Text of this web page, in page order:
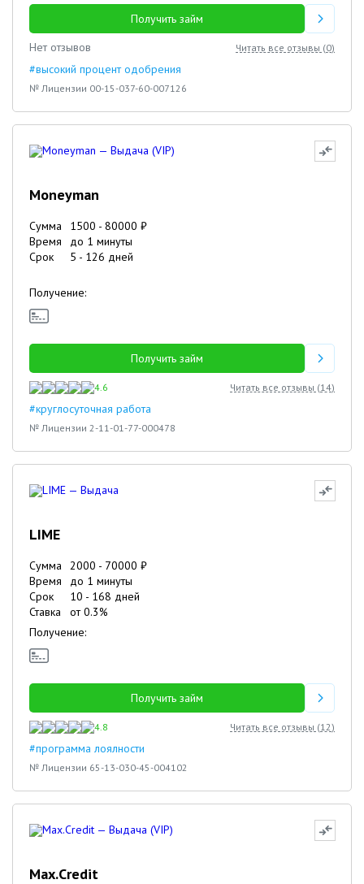
Получить займ
Нет отзывов
Читать все отзывы (0)
#высокий процент одобрения
№ Лицензии 00-15-037-60-007126
Moneyman
Сумма 1500 - 80000 ₽
Время
до 1 минуты
Срок
5 - 126 дней
Получение:
Получить займ
4.6 Читать все отзывы (14)
#круглосуточная работа
№ Лицензии 2-11-01-77-000478
LIME
Сумма 2000 - 70000 ₽
Время
до 1 минуты
Срок
10 - 168 дней
Ставка
от0.3%
Получение:
Получить займ
4.8 Читать все отзывы (12)
#программа лоялности
№ Лицензии 65-13-030-45-004102
Max.Credit